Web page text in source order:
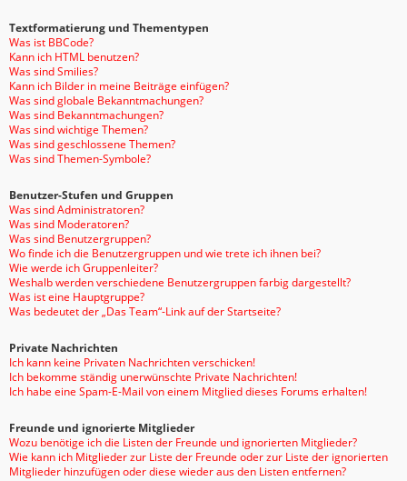
Textformatierung und Thementypen
Was ist BBCode?
Kann ich HTML benutzen?
Was sind Smilies?
Kann ich Bilder in meine Beiträge einfügen?
Was sind globale Bekanntmachungen?
Was sind Bekanntmachungen?
Was sind wichtige Themen?
Was sind geschlossene Themen?
Was sind Themen-Symbole?
Benutzer-Stufen und Gruppen
Was sind Administratoren?
Was sind Moderatoren?
Was sind Benutzergruppen?
Wo finde ich die Benutzergruppen und wie trete ich ihnen bei?
Wie werde ich Gruppenleiter?
Weshalb werden verschiedene Benutzergruppen farbig dargestellt?
Was ist eine Hauptgruppe?
Was bedeutet der „Das Team“-Link auf der Startseite?
Private Nachrichten
Ich kann keine Privaten Nachrichten verschicken!
Ich bekomme ständig unerwünschte Private Nachrichten!
Ich habe eine Spam-E-Mail von einem Mitglied dieses Forums erhalten!
Freunde und ignorierte Mitglieder
Wozu benötige ich die Listen der Freunde und ignorierten Mitglieder?
Wie kann ich Mitglieder zur Liste der Freunde oder zur Liste der ignorierten
Mitglieder hinzufügen oder diese wieder aus den Listen entfernen?